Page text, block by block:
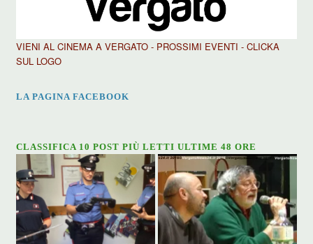
VIENI AL CINEMA A VERGATO - PROSSIMI EVENTI - CLICKA
SUL LOGO
LA PAGINA FACEBOOK
CLASSIFICA 10 POST PIÙ LETTI ULTIME 48 ORE